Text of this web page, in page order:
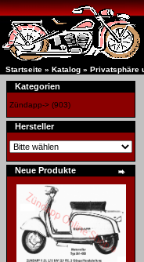
Startseite » Katalog » Privatsphäre
Kategorien
Zündapp-> (903)
Hersteller
Neue Produkte